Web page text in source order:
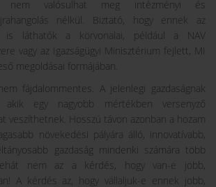
nem valósulhat meg intézményi és
nélkül. Biztató, hogy ennek az
is láthatók a körvonalai, például a NAV
vagy az Igazságügyi Minisztérium fejlett, MI
megoldásai formájában.
fájdalommentes. A jelenlegi gazdaságnak
akik egy nagyobb mértékben versenyző
veszíthetnek. Hosszú távon azonban a hozam
növekedési pályára álló, innovatívabb,
gazdaság mindenki számára több
nem az a kérdés, hogy van-e jobb,
A kérdés az, hogy vállaljuk-e ennek jobb,